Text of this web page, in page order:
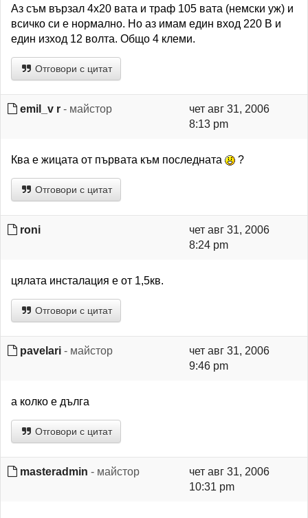
Аз съм вързал 4х20 вата и траф 105 вата (немски уж) и
всичко си е нормално. Но аз имам един вход 220 В и
един изход 12 волта. Общо 4 клеми.
Отговори с цитат
emil_v r - майстор
чет авг 31, 2006
8:13 pm
Ква е жицата от първата към последната ?
Отговори с цитат
roni
чет авг 31, 2006
8:24 pm
цялата инсталация е от 1,5кв.
Отговори с цитат
pavelari - майстор
чет авг 31, 2006
9:46 pm
а колко е дълга
Отговори с цитат
masteradmin - майстор
чет авг 31, 2006
10:31 pm